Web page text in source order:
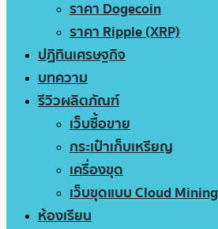
ราคา Dogecoin
ราคา Ripple (XRP)
ปฏิทินเศรษฐกิจ
บทความ
รีวิวผลิตภัณฑ์
เว็บซื้อขาย
กระเป๋าเก็บเหรียญ
เครื่องขุด
เว็บขุดแบบ Cloud Mining
ห้องเรียน